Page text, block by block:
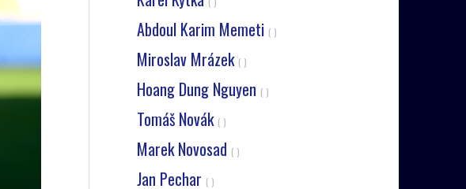
Abdoul Karim Memeti ( )
Miroslav Mrázek ( )
Hoang Dung Nguyen ( )
Tomáš Novák ( )
Marek Novosad ( )
Jan Pechar ( )